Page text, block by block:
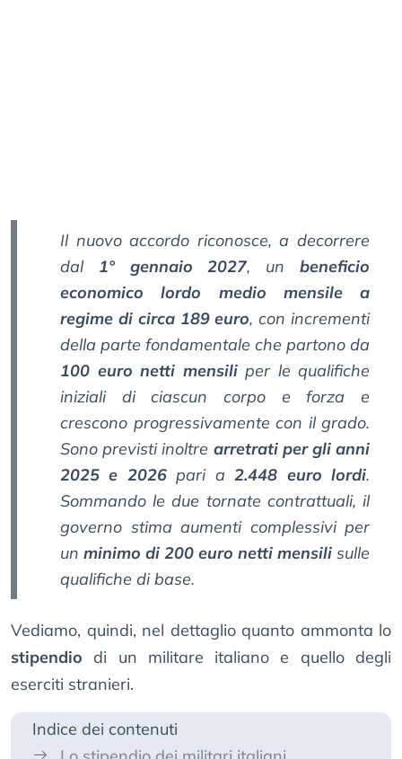
Il nuovo accordo riconosce, a decorrere
dal 1° gennaio 2027, unbeneficio
economico lordo medio mensile a
regime di circa 189 euro, con incrementi
della parte fondamentale che partono da
100 euro netti mensiliper le qualifiche
iniziali di ciascun corpo e forza e
crescono progressivamente con il grado.
Sono previsti inoltre arretrati per gli anni
2025 e 2026pari a2.448 euro lordi.
Sommando le due tornate contrattuali, il
governo stima aumenti complessivi per
un minimo di 200 euro netti mensili sulle
qualifiche di base.
Vediamo, quindi, nel dettaglio quanto ammonta lo
stipendio di un militare italiano e quello degli
eserciti stranieri.
Indice dei contenuti